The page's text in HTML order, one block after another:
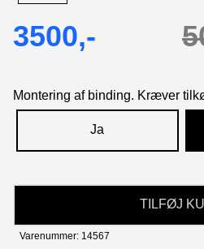
3500,-
Montering af binding. Kræver
Ja
TILFØJ
Varenummer: 14567